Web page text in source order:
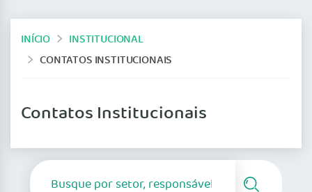
INÍCIO
INSTITUCIONAL
CONTATOS INSTITUCIONAIS
Contatos Institucionais